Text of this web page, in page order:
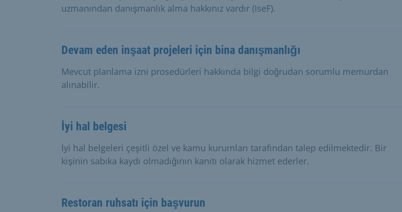
uzmanından danışmanlık alma hakkınız vardır (IseF).
Devam eden inşaat projeleri için bina danışmanlığı
Mevcut planlama izni prosedürleri hakkında bilgi doğrudan sorumlu memurdan
alınabilir.
İyi hal belgesi
İyi hal belgeleri çeşitli özel ve kamu kurumları tarafından talep edilmektedir. Bir
kişinin sabıka kaydı olmadığının kanıtı olarak hizmet ederler.
Restoran ruhsatı için başvurun